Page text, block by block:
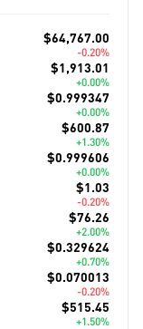
$64,767.00
-0.20%
$1,913.01
+0.00%
$0.999347
+0.00%
$600.87
+1.30%
$0.999606
+0.00%
$1.03
-0.20%
$76.26
+2.00%
$0.329624
+0.70%
$0.070013
-0.20%
$515.45
+1.50%